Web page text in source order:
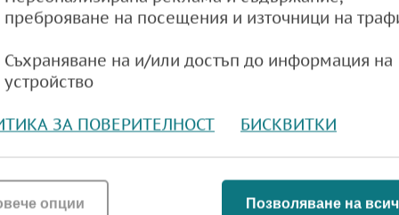
2025 г. приключи с дефицит от 3,1% и
по КФП
преброяване на посещения и източници на
Съхраняване на и/или достъп до информация на
устройство
ЗА ПОВЕРИТЕЛНОСТ БИСКВИТКИ
Позволяване на
опции